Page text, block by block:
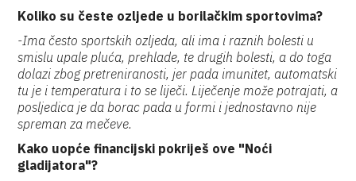
Koliko su česte ozljede u borilačkim sportovima?
-Ima često sportskih ozljeda, ali ima i raznih bolesti u
smislu upale pluća, prehlade, te drugih bolesti, a do toga
dolazi zbog pretreniranosti, jer pada imunitet, automatski
tu je i temperatura i to se liječi. Liječenje može potrajati, a
posljedica je da borac pada u formi i jednostavno nije
spreman za mečeve.
Kako uopće financijski pokriješ ove "Noći
gladijatora"?